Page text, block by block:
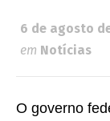
6 de agosto
em Notícias
O governo